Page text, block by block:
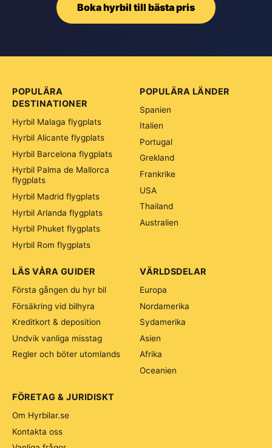
Boka hyrbil till bästa pris
POPULÄRA
DESTINATIONER
Hyrbil Malaga flygplats
Hyrbil Alicante flygplats
Hyrbil Barcelona flygplats
Hyrbil Palma de Mallorca
flygplats
Hyrbil Madrid flygplats
Hyrbil Arlanda flygplats
Hyrbil Phuket flygplats
Hyrbil Rom flygplats
POPULÄRA LÄNDER
Spanien
Italien
Portugal
Grekland
Frankrike
USA
Thailand
Australien
VÄRLDSDELAR
Europa
Nordamerika
Sydamerika
Asien
Afrika
Oceanien
LÄS VÅRA GUIDER
Första gången du hyr bil
Försäkring vid bilhyra
Kreditkort & deposition
Undvik vanliga misstag
Regler och böter utomlands
FÖRETAG & JURIDISKT
Om Hyrbilar.se
Kontakta oss